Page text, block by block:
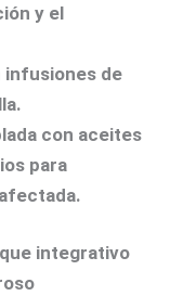
y el
infusiones de
con aceites
para
integrativo